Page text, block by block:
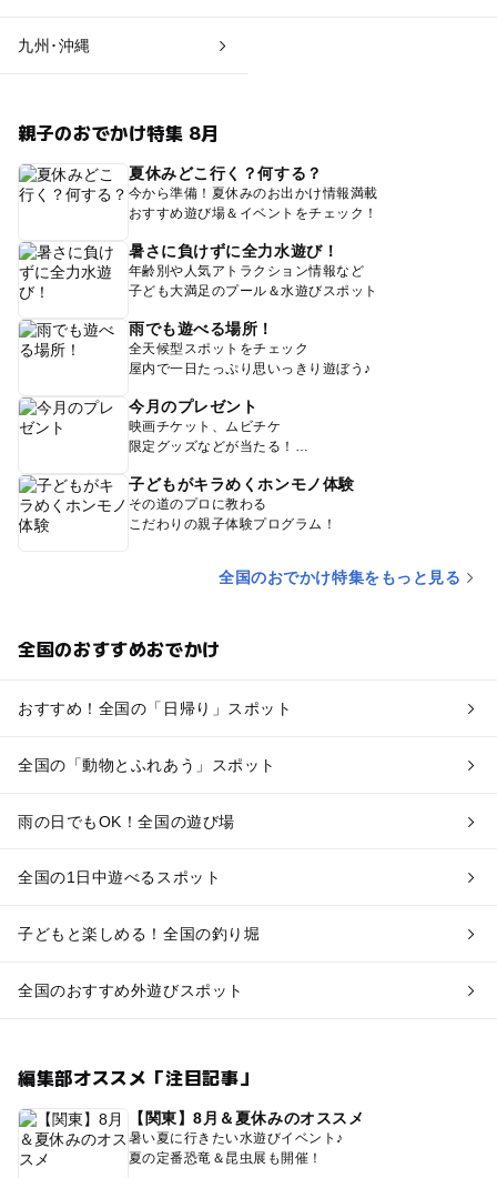
九州･沖縄
親子のおでかけ特集 8月
夏休みどこ行く？何する？
今から準備！夏休みのお出かけ情報満載
おすすめ遊び場＆イベントをチェック！
暑さに負けずに全力水遊び！
年齢別や人気アトラクション情報など
子ども大満足のプール＆水遊びスポット
雨でも遊べる場所！
全天候型スポットをチェック
屋内で一日たっぷり思いっきり遊ぼう♪
今月のプレゼント
映画チケット、ムビチケ
限定グッズなどが当たる！
子どもがキラめくホンモノ体験
その道のプロに教わる
こだわりの親子体験プログラム！
全国のおでかけ特集をもっと見る
全国のおすすめおでかけ
おすすめ！全国の「日帰り」スポット
全国の「動物とふれあう」スポット
雨の日でもOK！全国の遊び場
全国の1日中遊べるスポット
子どもと楽しめる！全国の釣り堀
全国のおすすめ外遊びスポット
編集部オススメ「注目記事」
【関東】8月＆夏休みのオススメ
暑い夏に行きたい水遊びイベント♪
夏の定番恐竜＆昆虫展も開催！